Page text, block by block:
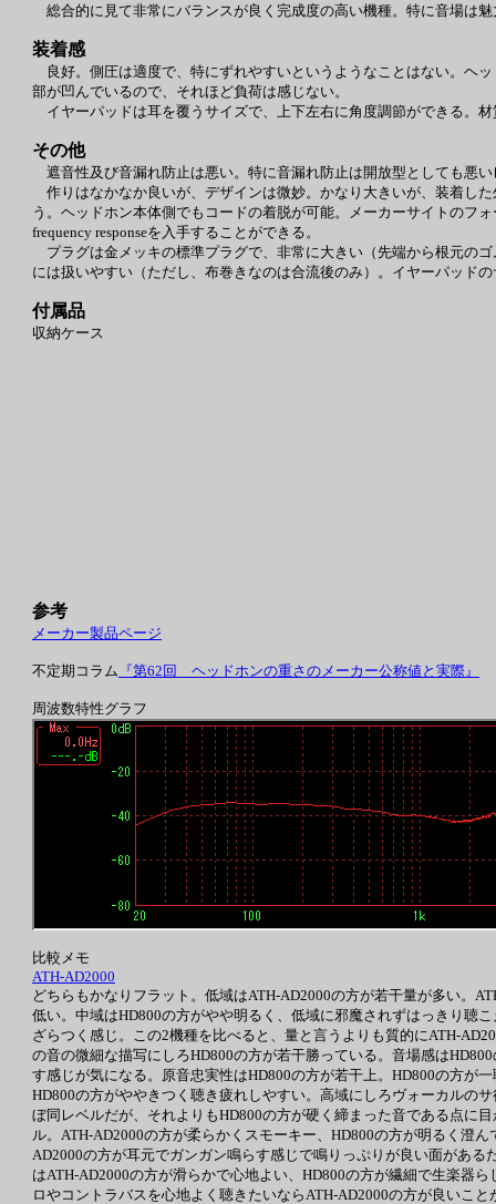
総合的に見て非常にバランスが良く完成度の高い機種。特に音場は魅
装着感
良好。側圧は適度で、特にずれやすいというようなことはない。ヘ
部が凹んでいるので、それほど負荷は感じない。
イヤーパッドは耳を覆うサイズで、上下左右に角度調節ができる。
その他
遮音性及び音漏れ防止は悪い。特に音漏れ防止は開放型としても悪い
作りはなかなか良いが、デザインは微妙。かなり大きいが、装着し
う。ヘッドホン本体側でもコードの着脱が可能。メーカーサイトのフ
frequency responseを入手することができる。
プラグは金メッキの標準プラグで、非常に大きい（先端から根元の
には扱いやすい（ただし、布巻きなのは合流後のみ）。イヤーパッド
付属品
収納ケース
参考
メーカー製品ページ
不定期コラム 『第62回 ヘッドホンの重さのメーカー公称値と実際』
周波数特性グラフ
比較メモ
ATH-AD2000
どちらもかなりフラット。低域はATH-AD2000の方が若干量が多い。
低い。中域はHD800の方がやや明るく、低域に邪魔されずはっきり聴
ざらつく感じ。この2機種を比べると、量と言うよりも質的にATH-
の音の微細な描写にしろHD800の方が若干勝っている。音場感は
す感じが気になる。原音忠実性はHD800の方が若干上。HD800の方が
HD800の方がややきつく聴き疲れしやすい。高域にしろヴォーカルの
ぼ同レベルだが、それよりもHD800の方が硬く締まった音である点に
ル。ATH-AD2000の方が柔らかくスモーキー、HD800の方が明るく澄
AD2000の方が耳元でガンガン鳴らす感じで鳴りっぷりが良い面があ
はATH-AD2000の方が滑らかで心地よい、HD800の方が繊細で生楽器
ロやコントラバスを心地よく聴きたいならATH-AD2000の方が良いこ